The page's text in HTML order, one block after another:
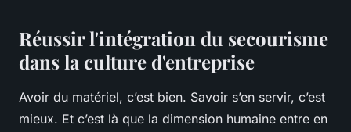
Réussir l'intégration du secourisme
dans la culture d'entreprise
Avoir du matériel, c’est bien. Savoir s’en servir, c’est
mieux. Et c’est là que la dimension humaine entre en